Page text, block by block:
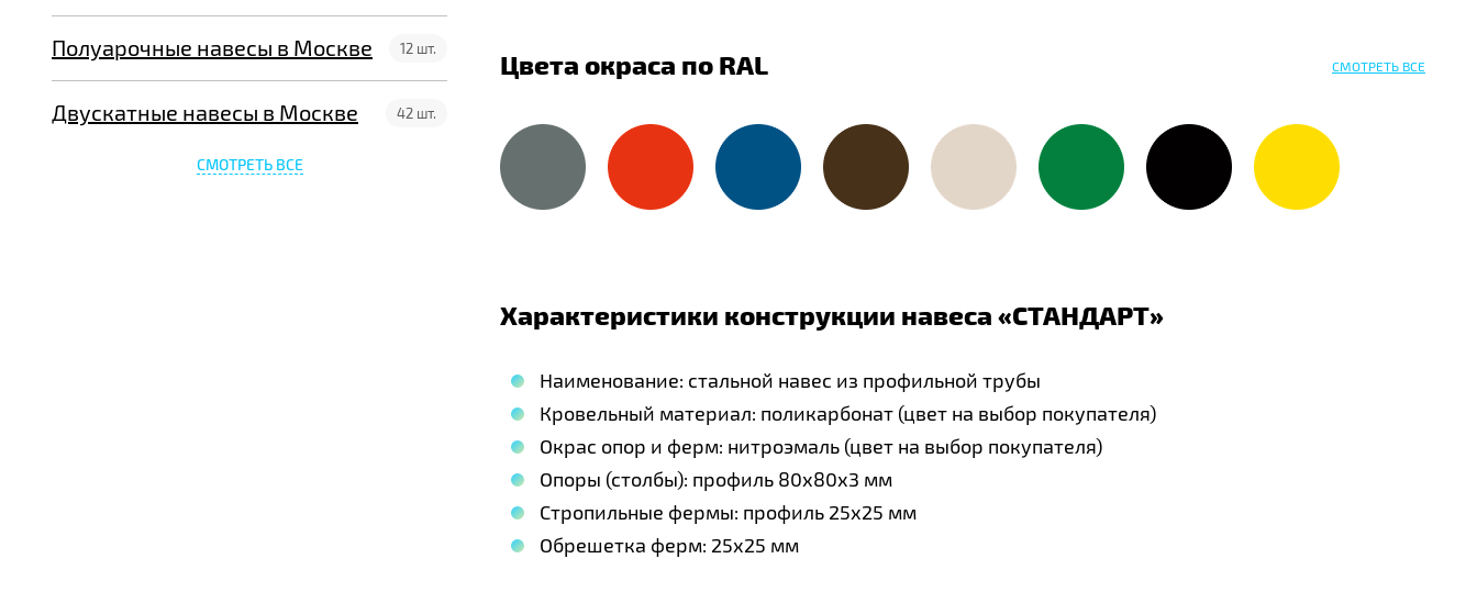
Полуарочные навесы в Москве 12 шт.
Двускатные навесы в Москве 42 шт.
СМОТРЕТЬ ВСЕ
Цвета окраса по RAL СМОТРЕТЬ ВСЕ
Характеристики конструкции навеса «СТАНДАРТ»
Наименование: стальной навес из профильной трубы
Кровельный материал: поликарбонат (цвет на выбор покупателя)
Окрас опор и ферм: нитроэмаль (цвет на выбор покупателя)
Опоры (столбы): профиль 80х80х3 мм
Стропильные фермы: профиль 25х25 мм
Обрешетка ферм: 25х25 мм